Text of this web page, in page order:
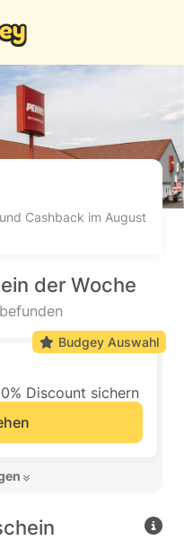
Cashback im August
der Woche
Discount sichern
Budgey Auswahl